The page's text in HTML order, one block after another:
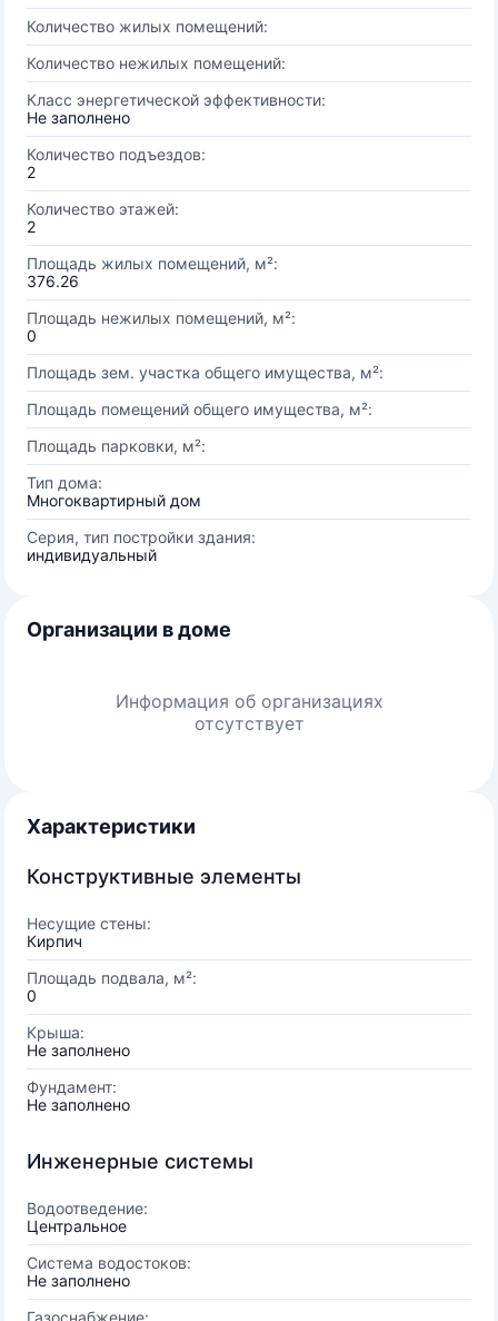
Количество жилых помещений:
Количество нежилых помещений:
Класс энергетической эффективности:
Не заполнено
Количество подъездов:
2
Количество этажей:
2
Площадь жилых помещений, м²:
376.26
Площадь нежилых помещений, м²:
0
Площадь зем. участка общего имущества, м²:
Площадь помещений общего имущества, м²:
Площадь парковки, м²:
Тип дома:
Многоквартирный дом
Серия, тип постройки здания:
индивидуальный
Организации в доме
Информация об организациях
отсутствует
Характеристики
Конструктивные элементы
Несущие стены:
Кирпич
Площадь подвала, м²:
0
Крыша:
Не заполнено
Фундамент:
Не заполнено
Инженерные системы
Водоотведение:
Центральное
Система водостоков:
Не заполнено
Газоснабжение: